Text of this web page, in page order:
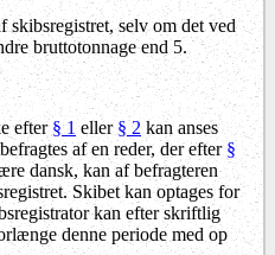
skibsregistret, selv om det ved
bruttotonnage end 5.
efter § 1 eller § 2 kan anses
af en reder, der efter §
dansk, kan af befragteren
Skibet kan optages for
kan efter skriftlig
denne periode med op